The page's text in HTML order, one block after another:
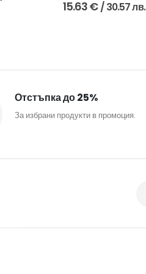
15.63€/ 30.57 лв.
Отстъпка до 25%
За избрани продукти в промоция.